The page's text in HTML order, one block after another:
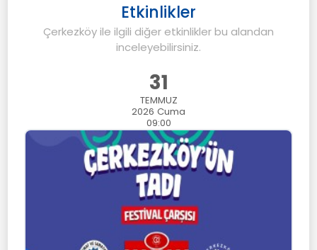
Etkinlikler
Çerkezköy ile ilgili diğer etkinlikler bu alandan
inceleyebilirsiniz.
31
TEMMUZ
2026 Cuma
09:00